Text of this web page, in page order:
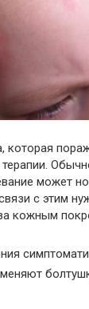
которая
может
с этим
кожным